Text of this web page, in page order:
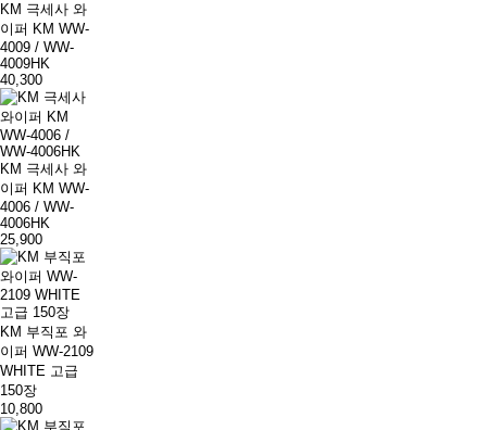
KM 극세사 와
이퍼 KM WW-
4009 / WW-
4009HK
40,300
KM 극세사 와
이퍼 KM WW-
4006 / WW-
4006HK
25,900
KM 부직포 와
이퍼 WW-2109
WHITE 고급
150장
10,800